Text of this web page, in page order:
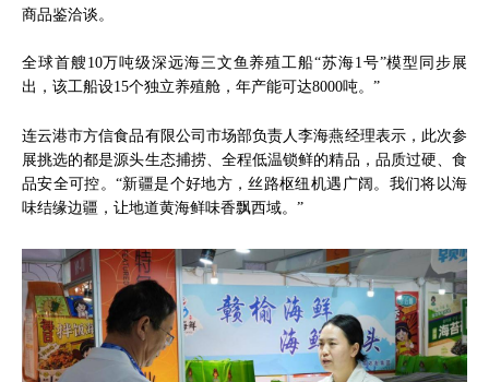
商品鉴洽谈。
全球首艘10万吨级深远海三文鱼养殖工船“苏海1号”模型同步展
出，该工船设15个独立养殖舱，年产能可达8000吨。”
连云港市方信食品有限公司市场部负责人李海燕经理表示，此次参
展挑选的都是源头生态捕捞、全程低温锁鲜的精品，品质过硬、食
品安全可控。“新疆是个好地方，丝路枢纽机遇广阔。我们将以海
味结缘边疆，让地道黄海鲜味香飘西域。”